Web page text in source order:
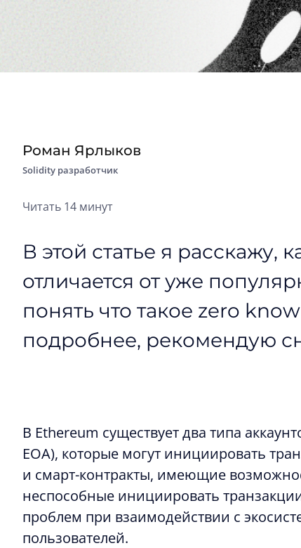
Роман Ярлыков
Solidity разработчик
Читать 14 минут
В этой статье я расскажу,
отличается от уже
понять что такое zero
подробнее, рекомендую
В Ethereum существует два типа
EOA), которые могут инициировать
и смарт-контракты, имеющие
неспособные инициировать
проблем при взаимодействии с
пользователей.